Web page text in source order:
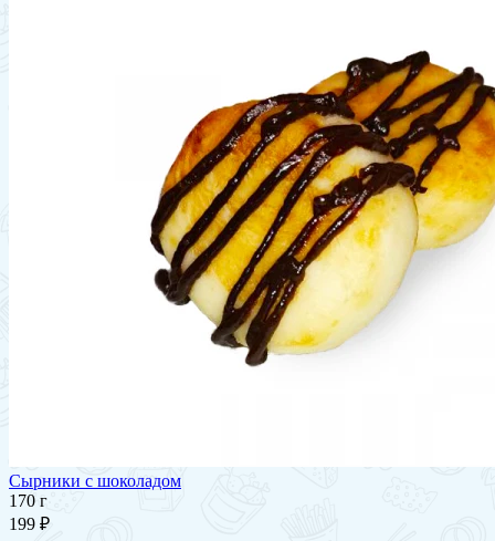
Сырники с шоколадом
170 г
199 ₽